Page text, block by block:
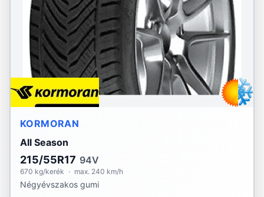
KORMORAN
All Season
215/55R17 94V
670 kg/kerék · max. 240 km/h
Négyévszakos gumi